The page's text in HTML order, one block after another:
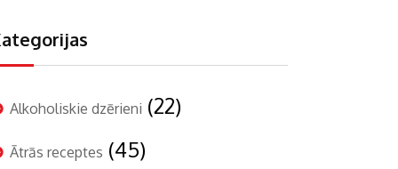
Alkoholiskie dzērieni (22)
Ātrās receptes (45)